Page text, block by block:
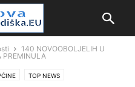
140 NOVOOBOLJELIH U
PREMINULA
TOP NEWS